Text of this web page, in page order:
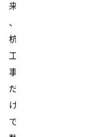
来
、
杭
工
事
だ
け
で